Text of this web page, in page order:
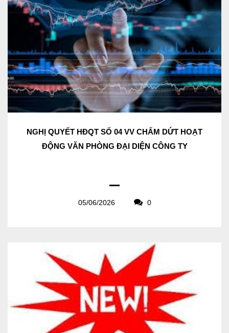
NGHỊ QUYẾT HĐQT SỐ 04 VV CHẤM DỨT HOẠT
ĐỘNG VĂN PHÒNG ĐẠI DIỆN CÔNG TY
05/06/2026 0